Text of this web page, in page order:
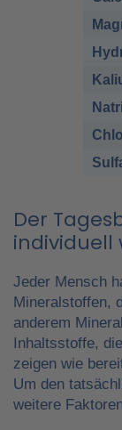
Der
individuell
Jeder Mensch
Mineralstoffen,
anderem
Inhaltsstoffe,
zeigen wie
Um den
weitere